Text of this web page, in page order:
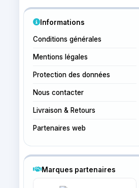
Informations
Conditions générales
Mentions légales
Protection des données
Nous contacter
Livraison & Retours
Partenaires web
Marques partenaires